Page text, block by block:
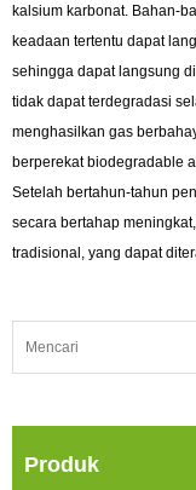
kalsium karbonat. Bahan-
keadaan tertentu dapat
sehingga dapat langsung
tidak dapat terdegradasi
menghasilkan gas
berperekat biodegradable
Setelah bertahun-tahun
secara bertahap
tradisional, yang dapat
Produk